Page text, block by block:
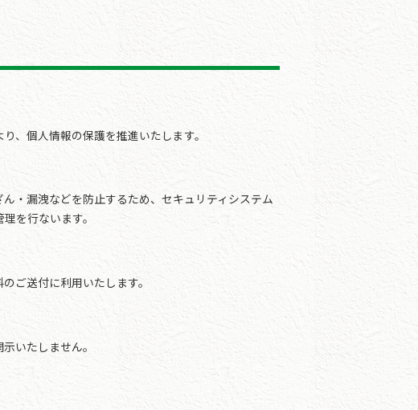
、個人情報の保護を推進いたします。
・漏洩などを防止するため、セキュリティシステム
を行ないます。
ご送付に利用いたします。
いたしません。